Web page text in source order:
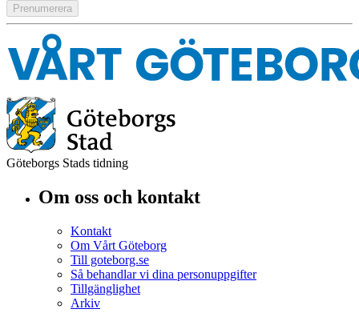
Göteborgs Stads tidning
Om oss och kontakt
Kontakt
Om Vårt Göteborg
Till goteborg.se
Så behandlar vi dina personuppgifter
Tillgänglighet
Arkiv